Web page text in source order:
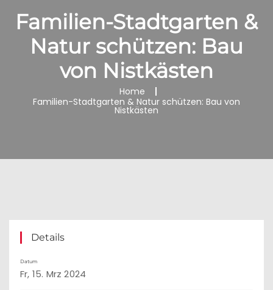
Familien-Stadtgarten &
Natur schützen: Bau
von Nistkästen
Home
Familien-Stadtgarten & Natur schützen: Bau von
Nistkästen
Details
Datum
Fr, 15. Mrz 2024